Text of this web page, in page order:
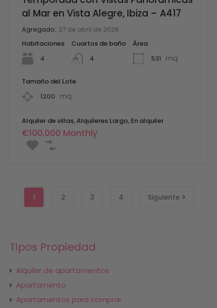
al Mar en Vista Alegre, Ibiza – A417
Agregado: 27 de abril de 2026
Habitaciones
4
Cuartos de baño
4
Área
531 mq
Tamaño del Lote
1200 mq
Alquiler de villas, Alquileres Largo, En alquiler
€100,000 Monthly
1 2 3 4 Siguiente
Tipos Propiedad
Alquiler de apartamentos
Apartamento
Apartamentos para comprar